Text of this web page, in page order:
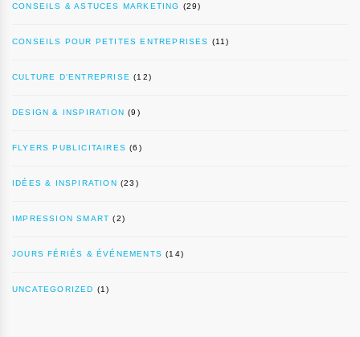
CONSEILS & ASTUCES MARKETING (29)
CONSEILS POUR PETITES ENTREPRISES (11)
CULTURE D’ENTREPRISE (12)
DESIGN & INSPIRATION (9)
FLYERS PUBLICITAIRES (6)
IDÉES & INSPIRATION (23)
IMPRESSION SMART (2)
JOURS FÉRIÉS & ÉVÉNEMENTS (14)
UNCATEGORIZED (1)